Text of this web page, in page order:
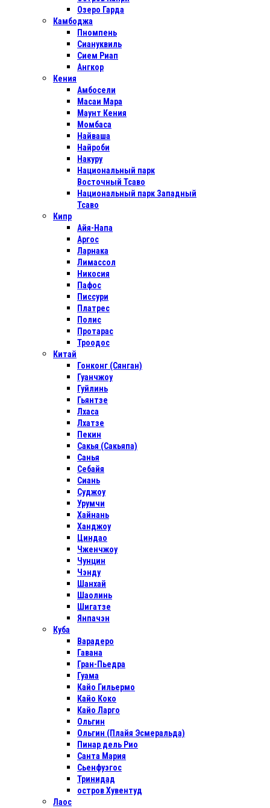
Озеро Гарда
Камбоджа
Пномпень
Сиануквиль
Сием Риап
Ангкор
Кения
Амбосели
Масаи Мара
Маунт Кения
Момбаса
Найваша
Найроби
Накуру
Национальный парк
Восточный Тсаво
Национальный парк Западный
Тсаво
Кипр
Айя-Напа
Аргос
Ларнака
Лимассол
Никосия
Пафос
Писсури
Платрес
Полис
Протарас
Троодос
Китай
Гонконг (Сянган)
Гуанчжоу
Гуйлинь
Гьянтзе
Лхаса
Лхатзе
Пекин
Сакья (Сакьяпа)
Санья
Себайя
Сиань
Суджоу
Урумчи
Хайнань
Ханджоу
Циндао
Чженчжоу
Чунцин
Чэнду
Шанхай
Шаолинь
Шигатзе
Янпачэн
Куба
Варадеро
Гавана
Гран-Пьедра
Гуама
Кайо Гильермо
Кайо Коко
Кайо Ларго
Ольгин
Ольгин (Плайя Эсмеральда)
Пинар дель Рио
Санта Мария
Сьенфуэгос
Тринидад
остров Хувентуд
Лаос